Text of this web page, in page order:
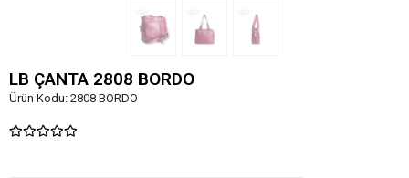
LB ÇANTA 2808 BORDO
Ürün Kodu: 2808 BORDO